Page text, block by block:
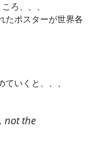
ろ、、、
たポスターが世界各
いくと、、、
not the